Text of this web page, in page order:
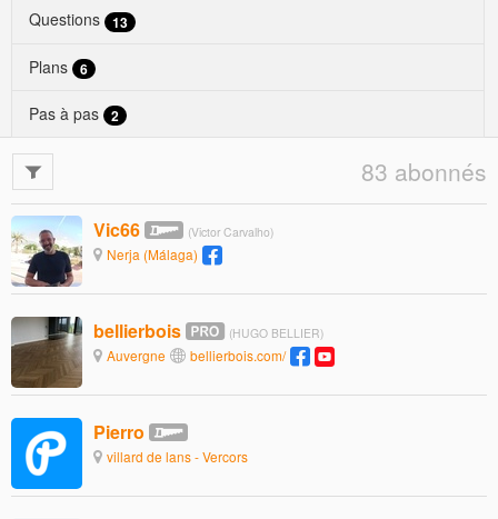
Questions 13
Plans 6
Pas à pas 2
83 abonnés
Vic66 (Victor Carvalho)
Nerja (Málaga)
bellierbois (HUGO BELLIER)
Auvergne bellierbois.com/
Pierro
villard de lans - Vercors